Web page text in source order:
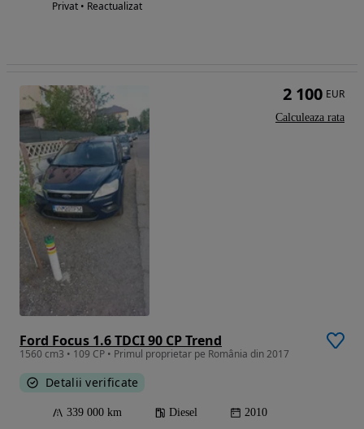
Privat • Reactualizat
Ford Focus 1.6 TDCI 90 CP Trend
1560 cm3 • 109 CP • Primul proprietar pe România din 2017
Detalii verificate
339 000 km Diesel 2010
2 100 EUR
Calculeaza rata